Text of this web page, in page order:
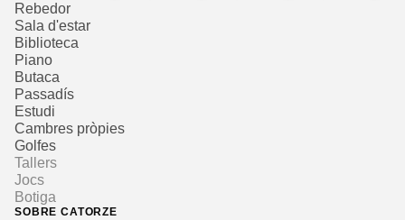
Rebedor
Sala d'estar
Biblioteca
Piano
Butaca
Passadís
Estudi
Cambres pròpies
Golfes
Tallers
Jocs
Botiga
SOBRE CATORZE